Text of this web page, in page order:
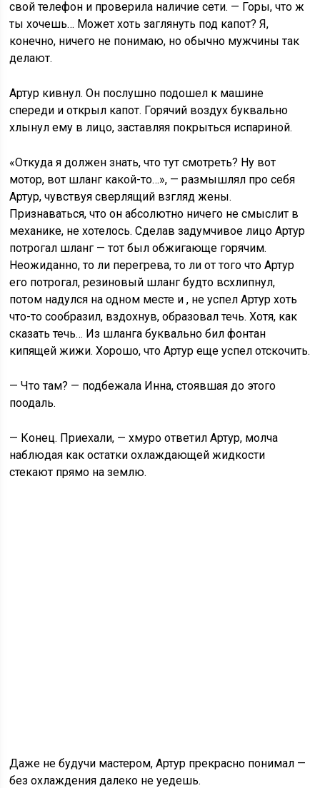
свой телефон и проверила наличие сети. — Горы, что ж
ты хочешь… Может хоть заглянуть под капот? Я,
конечно, ничего не понимаю, но обычно мужчины так
делают.
Артур кивнул. Он послушно подошел к машине
спереди и открыл капот. Горячий воздух буквально
хлынул ему в лицо, заставляя покрыться испариной.
«Откуда я должен знать, что тут смотреть? Ну вот
мотор, вот шланг какой-то…», — размышлял про себя
Артур, чувствуя сверлящий взгляд жены.
Признаваться, что он абсолютно ничего не смыслит в
механике, не хотелось. Сделав задумчивое лицо Артур
потрогал шланг — тот был обжигающе горячим.
Неожиданно, то ли перегрева, то ли от того что Артур
его потрогал, резиновый шланг будто всхлипнул,
потом надулся на одном месте и , не успел Артур хоть
что-то сообразил, вздохнув, образовал течь. Хотя, как
сказать течь… Из шланга буквально бил фонтан
кипящей жижи. Хорошо, что Артур еще успел отскочить.
— Что там? — подбежала Инна, стоявшая до этого
поодаль.
— Конец. Приехали, — хмуро ответил Артур, молча
наблюдая как остатки охлаждающей жидкости
стекают прямо на землю.
Даже не будучи мастером, Артур прекрасно понимал —
без охлаждения далеко не уедешь.